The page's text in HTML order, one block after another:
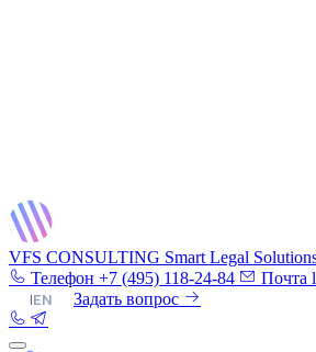
VFS CONSULTING Smart Legal
Телефон +7 (495) 118-24-84 Почта
|EN Задать вопрос